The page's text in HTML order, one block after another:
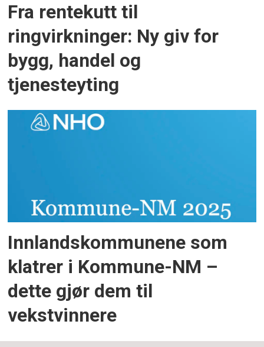
Fra rentekutt til
ringvirkninger: Ny giv for
bygg, handel og
tjenesteyting
Innlandskommunene som
klatrer i Kommune-NM –
dette gjør dem til
vekstvinnere